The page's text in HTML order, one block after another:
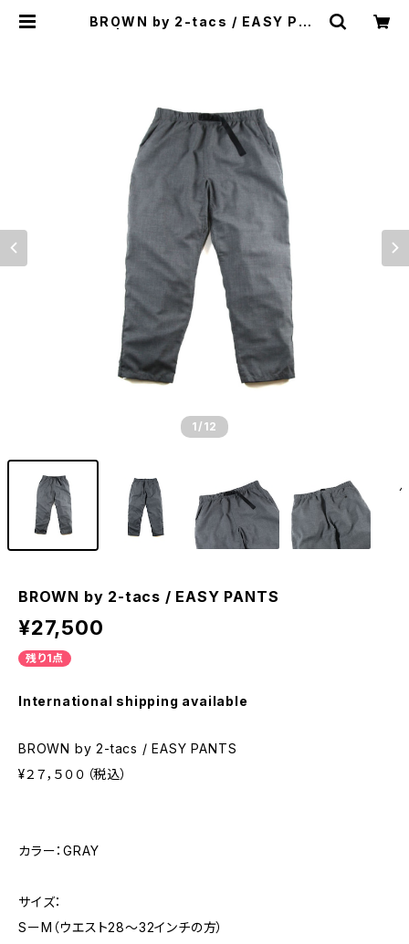
BROWN by 2-tacs / EASY PAN
1 /12
BROWN by 2-tacs / EASY PANTS
¥27,500
残り1点
International shipping available
BROWN by 2-tacs / EASY PANTS
¥２７，５００（税込）
カラー：GRAY
サイズ：
SーM（ウエスト28〜32インチの方）